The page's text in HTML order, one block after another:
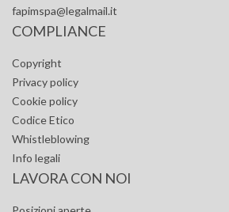
fapimspa@legalmail.it
COMPLIANCE
Copyright
Privacy policy
Cookie policy
Codice Etico
Whistleblowing
Info legali
LAVORA CON NOI